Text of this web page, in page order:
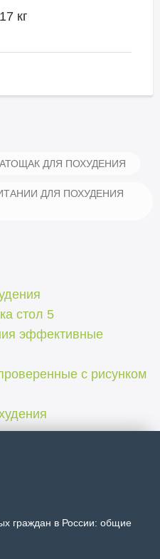
кг
ДЛЯ ПОХУДЕНИЯ
ДЛЯ ПОХУДЕНИЯ
стол 5
эффективные
с рисунком
граждан в России: общие